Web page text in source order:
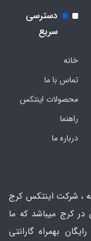
دسترسی
سریع
خانه
تماس با ما
محصولات اینتکس
راهنما
درباره ما
، شرکت اینتکس کرج
کرج میباشد که ما
بهمراه گارانتی